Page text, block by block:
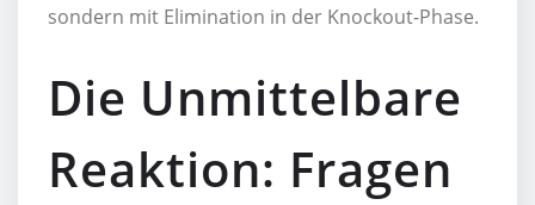
sondern mit Elimination in der Knockout-Phase.
Die Unmittelbare
Reaktion: Fragen